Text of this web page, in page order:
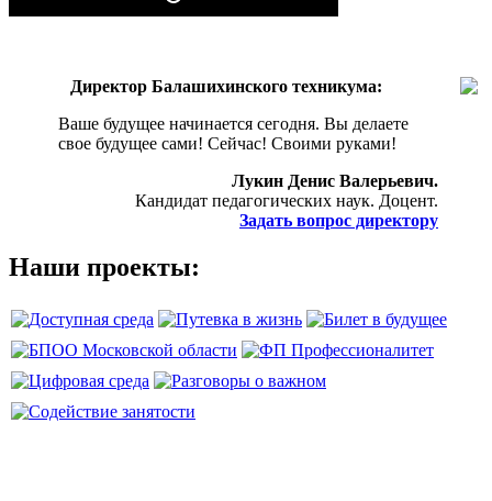
Директор Балашихинского техникума:
Ваше будущее начинается сегодня. Вы делаете
свое будущее сами! Сейчас! Своими руками!
Лукин Денис Валерьевич.
Кандидат педагогических наук. Доцент.
Задать вопрос директору
Наши проекты: